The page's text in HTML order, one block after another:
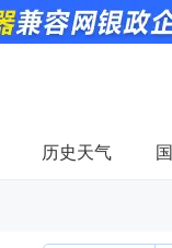
历史天气